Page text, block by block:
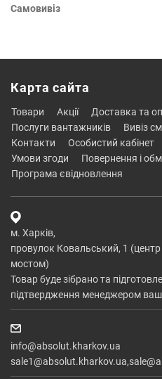
Самовивіз
Карта сайта
товари акції доставка та
послуги вантажників
вивіз
контакти
особистий кабінет
умови згоди
повернення і
програма євідновлення
м. Харків,
провулок Ковальський, 1
мостом)
Товар буде зібрано та
підтвердження менеджером
info@absolut.kharkov.ua